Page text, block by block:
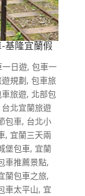
基隆宜蘭假
一日遊, 包車一
規劃, 包車旅
旅遊, 北部包
台北宜蘭旅遊
包車, 台北小
, 宜蘭三天兩
堡包車, 宜蘭
車推薦景點,
蘭包車之旅,
車太平山, 宜